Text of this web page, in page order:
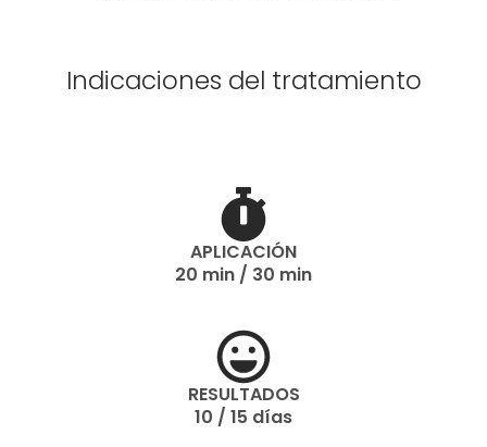
Indicaciones del tratamiento
APLICACIÓN
20 min / 30 min
RESULTADOS
10 / 15 días